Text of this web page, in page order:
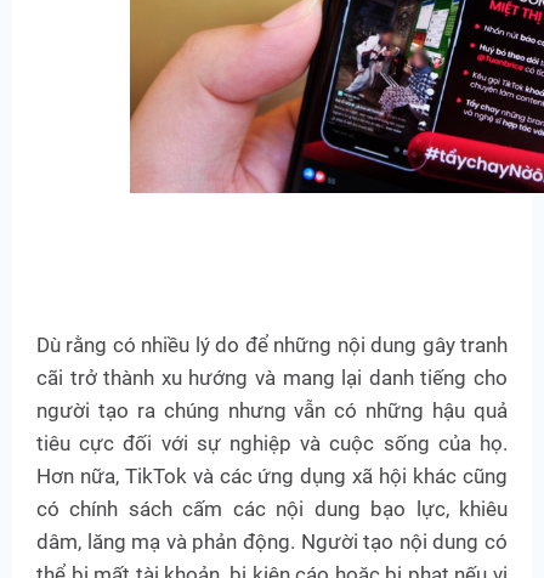
Dù rằng có nhiều lý do để những nội dung gây tranh
cãi trở thành xu hướng và mang lại danh tiếng cho
người tạo ra chúng nhưng vẫn có những hậu quả
tiêu cực đối với sự nghiệp và cuộc sống của họ.
Hơn nữa, TikTok và các ứng dụng xã hội khác cũng
có chính sách cấm các nội dung bạo lực, khiêu
dâm, lăng mạ và phản động. Người tạo nội dung có